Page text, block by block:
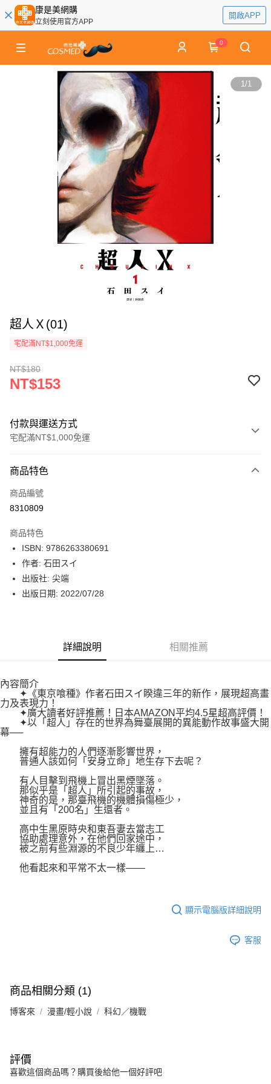
康是美網購
立刻使用官方APP
開啟APP
0
1/1
超人Ｘ(01)
宅配滿NT$1,000免運
NT$180
NT$153
付款與運送方式
宅配滿NT$1,000免運
icash Pay
信用卡一次付款
LINE Pay
Apple Pay
街口支付
博客來商品配送方式
每筆NT$80，滿NT$1,000(含以上)免運費
商品特色
商品編號
8310809
商品特色
ISBN: 9786263380691
作者: 石田スイ
出版社: 尖端
出版日期: 2022/07/28
詳細說明 相關推薦
內容簡介
✦《東京喰種》作者石田スイ睽違三年的新作，展現超高畫
力及表現力！
✦廣大讀者好評推薦！日本AMAZON平均4.5星超高評價！
✦以「超人」存在的世界為舞臺展開的異能動作故事盛大開
幕──
擁有超能力的人們逐漸影響世界，
普通人該如何「安身立命」地生存下去呢？
有人目擊到飛機上冒出黑煙墜落。
那似乎是「超人」所引起的事故，
神奇的是，那臺飛機的機體損傷極少，
並且有「200名」生還者。
高中生黑原時央和東吾妻去當志工
協助處理意外，在他們回家途中，
被之前有些淵源的不良少年纏上…
他看起來和平常不太一樣――
顯示電腦版詳細說明
客服
商品相關分類 (1)
博客來 漫畫/輕小說 科幻／機戰
評價
喜歡這個商品嗎？購買後給他一個好評吧